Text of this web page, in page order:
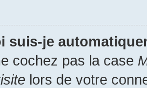
suis-je
cochez pas la case
lors de votre